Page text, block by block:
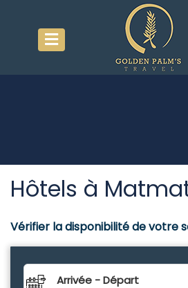
Hôtels à
Vérifier la disponibilité de votre
Arrivée - Départ